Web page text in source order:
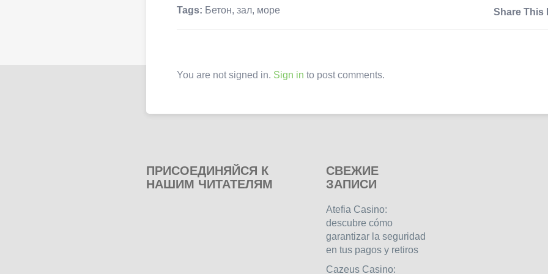
Tags: Бетон, зал, море Share This
You are not signed in. Sign in to post comments.
ПРИСОЕДИНЯЙСЯ К
НАШИМ ЧИТАТЕЛЯМ
СВЕЖИЕ
ЗАПИСИ
Atefia Casino:
descubre cómo
garantizar la seguridad
en tus pagos y retiros
Cazeus Casino: